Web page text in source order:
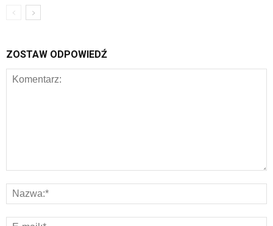
ZOSTAW ODPOWIEDŹ